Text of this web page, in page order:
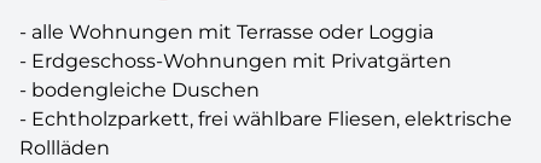
- alle Wohnungen mit Terrasse oder Loggia
- Erdgeschoss-Wohnungen mit Privatgärten
- bodengleiche Duschen
- Echtholzparkett, frei wählbare Fliesen, elektrische
Rollläden